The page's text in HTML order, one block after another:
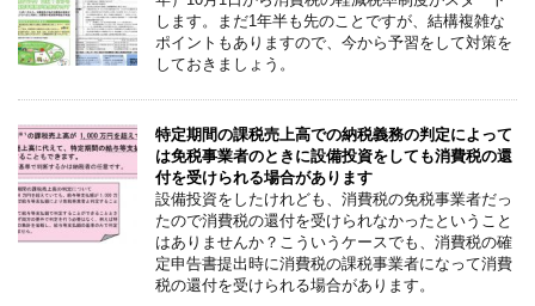
します。まだ1年半も先のことですが、結構複雑な
ポイントもありますので、今から予習をして対策を
しておきましょう。
特定期間の課税売上高での納税義務の判定によって
は免税事業者のときに設備投資をしても消費税の還
付を受けられる場合があります
設備投資をしたけれども、消費税の免税事業者だっ
たので消費税の還付を受けられなかったということ
はありませんか？こういうケースでも、消費税の確
定申告書提出時に消費税の課税事業者になって消費
税の還付を受けられる場合があります。